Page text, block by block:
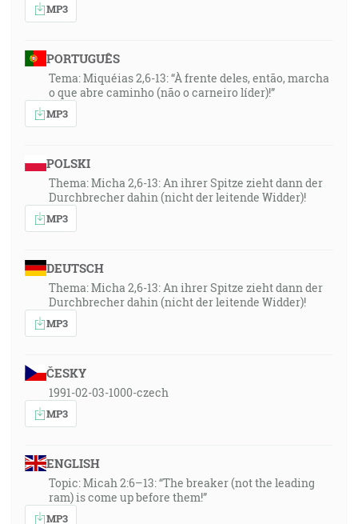
MP3
PORTUGUÊS
Tema: Miquéias 2,6-13: “À frente deles, então, marcha
o que abre caminho (não o carneiro líder)!”
MP3
POLSKI
Thema: Micha 2,6-13: An ihrer Spitze zieht dann der
Durchbrecher dahin (nicht der leitende Widder)!
MP3
DEUTSCH
Thema: Micha 2,6-13: An ihrer Spitze zieht dann der
Durchbrecher dahin (nicht der leitende Widder)!
MP3
ČESKY
1991-02-03-1000-czech
MP3
ENGLISH
Topic: Micah 2:6–13: “The breaker (not the leading
ram) is come up before them!”
MP3